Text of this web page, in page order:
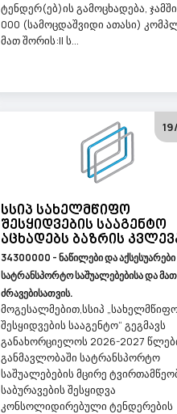
ტენდერ(ებ)ის გამოცხადება,
000 (სამოცდაშვიდი ათასი)
მათ შორის:II ს...
Სსიპ Სახელმწიფო
Შესყიდვების Სააგენტო
Აცხადებს Ბაზრის
34300000 - ნაწილები და აქსესუარები
სატრანსპორტო საშუალებებისა და
ძრავებისათვის.
მოგესალმებით,სსიპ
შესყიდვების სააგენტო“ გეგმავს
განახორციელოს 2026-2027
განმავლობაში სატრანსპორტო
საშუალებების მცირე
საბურავების შესყიდვა
კონსოლიდირებული ტენდერების